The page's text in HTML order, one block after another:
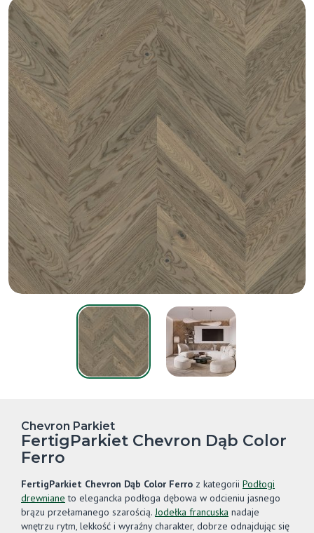
Chevron Parkiet
FertigParkiet Chevron Dąb Color
Ferro
FertigParkiet Chevron Dąb Color Ferro z kategorii Podłogi
drewniane to elegancka podłoga dębowa w odcieniu jasnego
brązu przełamanego szarością.Jodełka francuska nadaje
wnętrzu rytm, lekkość i wyraźny charakter, dobrze odnajdując się